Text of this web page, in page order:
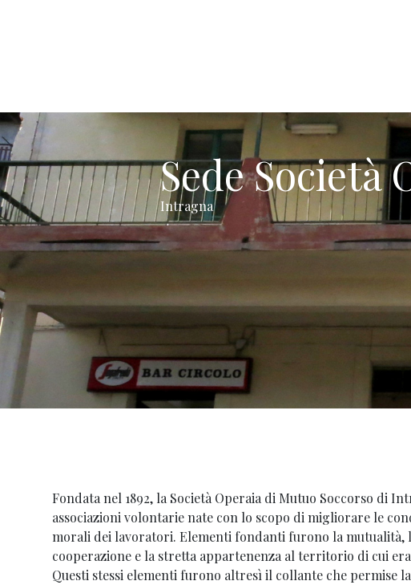
Sede Società
Intragna
Fondata nel 1892, la Società Operaia di Mutuo Soccorso di
associazioni volontarie nate con lo scopo di migliorare le
morali dei lavoratori. Elementi fondanti furono la mutualità,
cooperazione e la stretta appartenenza al territorio di cui
Questi stessi elementi furono altresì il collante che permise